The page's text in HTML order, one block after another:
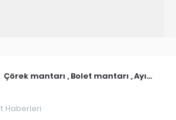
Çörek mantarı , Bolet mantarı , Ayı
Edulis
Haberleri